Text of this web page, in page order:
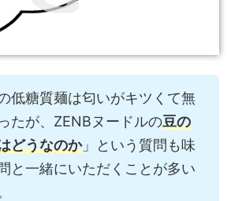
の低糖質麺は匂いがキツくて無
たが、ZENBヌードルの豆の
どうなのか」という質問も味
と一緒にいただくことが多い